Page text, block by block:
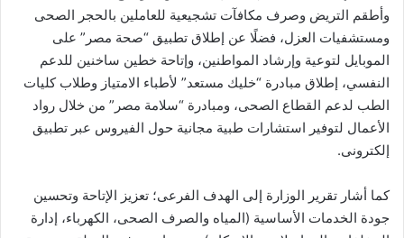
وأطقم التريض وصرف مكافآت تشجيعية للعاملين بالحجر الصحى
ومستشفيات العزل، فضلًا عن إطلاق تطبيق “صحة مصر” على
الموبايل لتوعية وإرشاد المواطنين، وإتاحة خطين ساخنين للدعم
النفسي، إطلاق مبادرة “خليك مستعد” لأطباء الامتياز وطلاب كليات
الطب لدعم القطاع الصحى، ومبادرة “سلامة مصر” من خلال رواد
الأعمال لتوفير استشارات طبية مجانية حول الفيروس عبر تطبيق
إلكترونى.
كما أشار تقرير الوزارة إلى الهدف الفرعى؛ تعزيز الإتاحة وتحسين
جودة الخدمات الأساسية (المياه والصرف الصحى، الكهرباء، إدارة